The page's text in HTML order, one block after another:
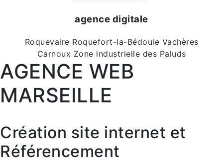
agence digitale
Roquevaire Roquefort-la-Bédoule Vachères
Carnoux Zone industrielle des Paluds
AGENCE WEB
MARSEILLE
Création site internet et
Référencement